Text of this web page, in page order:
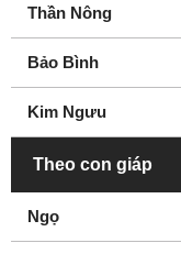
Thần Nông
Bảo Bình
Kim Ngưu
Theo con giáp
Ngọ